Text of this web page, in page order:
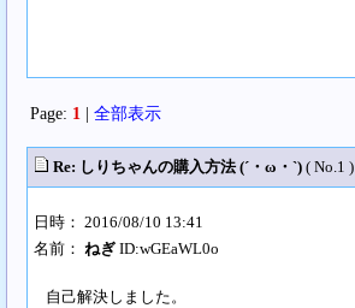
Page: 1 | 全部表示
Re: しりちゃんの購入方法 (´・ω・`) ( No.1 )
日時： 2016/08/10 13:41
名前： ねぎ ID:wGEaWL0o
自己解決しました。